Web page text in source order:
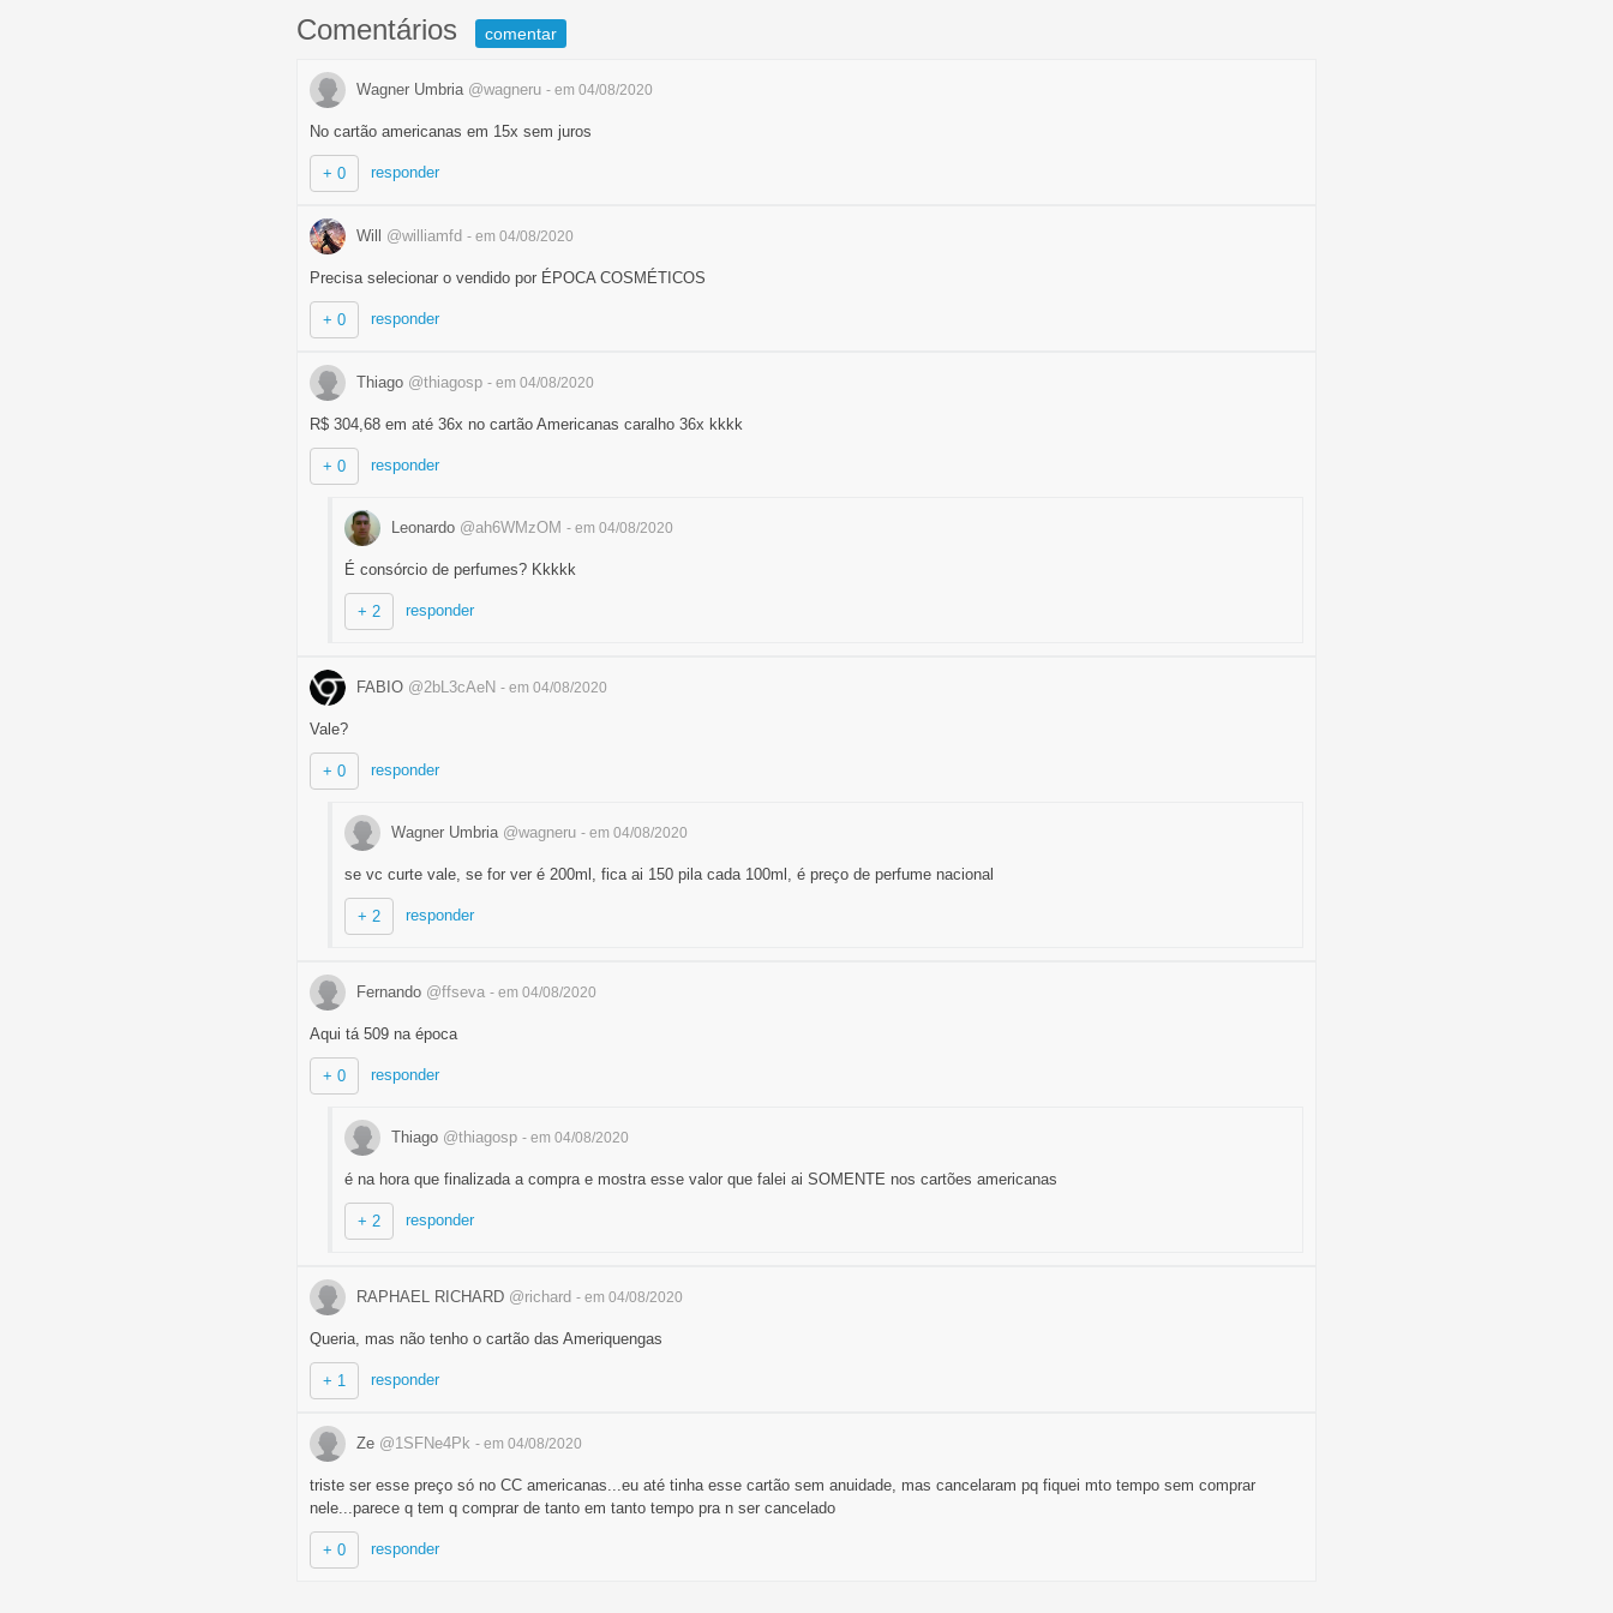
Comentários comentar
Wagner Umbria @wagneru - em 04/08/2020
No cartão americanas em 15x sem juros
+ 0 responder
Will @williamfd - em 04/08/2020
Precisa selecionar o vendido por ÉPOCA COSMÉTICOS
+ 0 responder
Thiago @thiagosp - em 04/08/2020
R$ 304,68 em até 36x no cartão Americanas caralho 36x kkkk
+ 0 responder
Leonardo @ah6WMzOM - em 04/08/2020
É consórcio de perfumes? Kkkkk
+ 2 responder
FABIO @2bL3cAeN - em 04/08/2020
Vale?
+ 0 responder
Wagner Umbria @wagneru - em 04/08/2020
se vc curte vale, se for ver é 200ml, fica ai 150 pila cada 100ml, é preço de perfume nacional
+ 2 responder
Fernando @ffseva - em 04/08/2020
Aqui tá 509 na época
+ 0 responder
Thiago @thiagosp - em 04/08/2020
é na hora que finalizada a compra e mostra esse valor que falei ai SOMENTE nos cartões americanas
+ 2 responder
RAPHAEL RICHARD @richard - em 04/08/2020
Queria, mas não tenho o cartão das Ameriquengas
+ 1 responder
Ze @1SFNe4Pk - em 04/08/2020
triste ser esse preço só no CC americanas...eu até tinha esse cartão sem anuidade, mas cancelaram pq fiquei mto tempo sem comprar
nele...parece q tem q comprar de tanto em tanto tempo pra n ser cancelado
+ 0 responder